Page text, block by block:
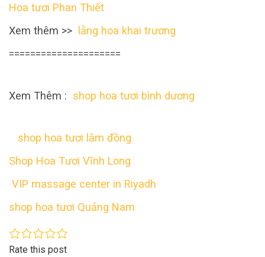
Hoa tươi Phan Thiết
Xem thêm >> lẵng hoa khai trương
=====================
Xem Thêm : shop hoa tươi bình dương
shop hoa tươi lâm đồng
Shop Hoa Tươi Vĩnh Long
VIP massage center in Riyadh
shop hoa tươi Quảng Nam
Rate this post